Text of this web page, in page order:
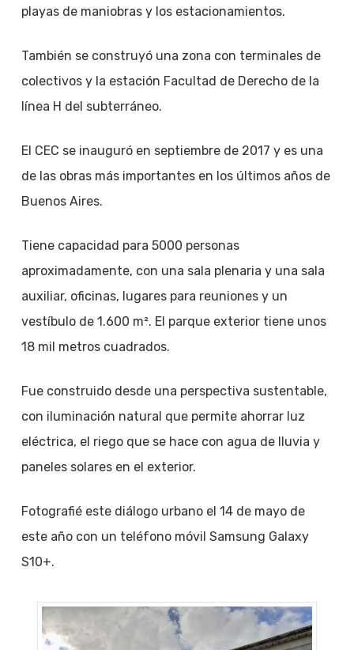
playas de maniobras y los estacionamientos.
También se construyó una zona con terminales de
colectivos y la estación Facultad de Derecho de la
línea H del subterráneo.
El CEC se inauguró en septiembre de 2017 y es una
de las obras más importantes en los últimos años de
Buenos Aires.
Tiene capacidad para 5000 personas
aproximadamente, con una sala plenaria y una sala
auxiliar, oficinas, lugares para reuniones y un
vestíbulo de 1.600 m². El parque exterior tiene unos
18 mil metros cuadrados.
Fue construido desde una perspectiva sustentable,
con iluminación natural que permite ahorrar luz
eléctrica, el riego que se hace con agua de lluvia y
paneles solares en el exterior.
Fotografié este diálogo urbano el 14 de mayo de
este año con un teléfono móvil Samsung Galaxy
S10+.